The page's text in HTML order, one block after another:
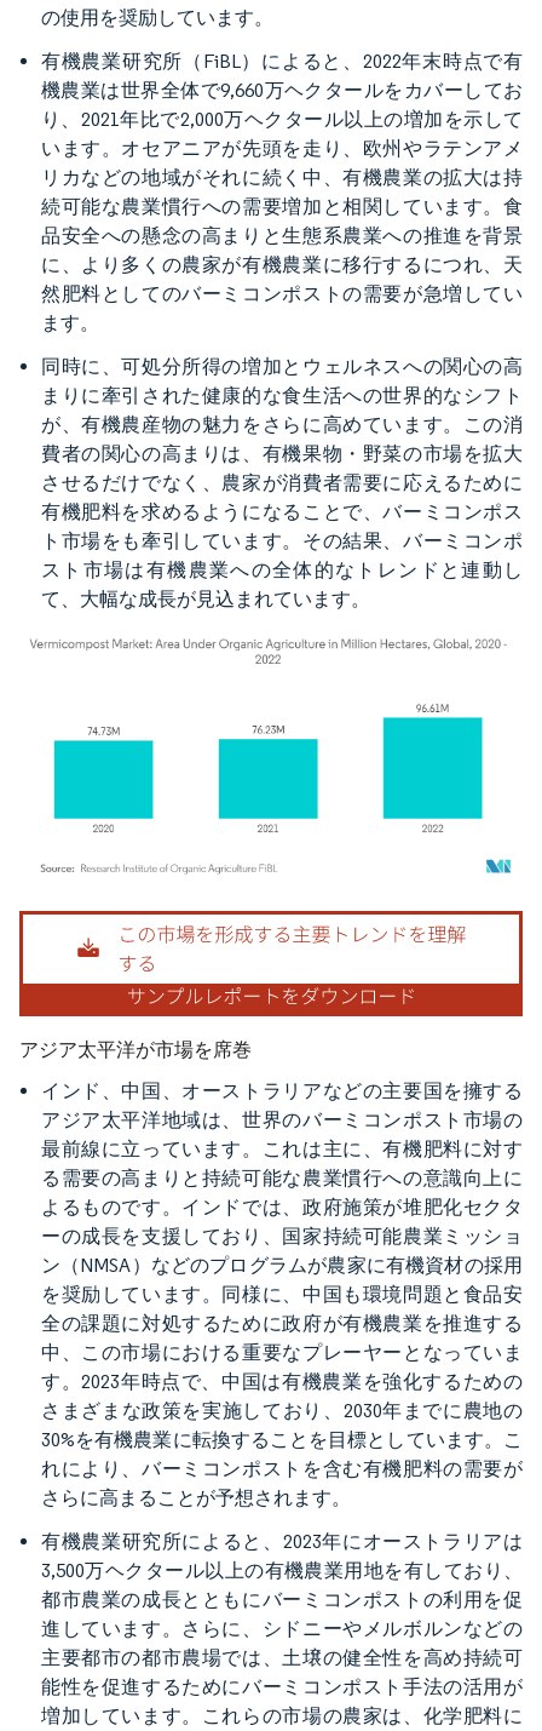
の使用を奨励しています。
有機農業研究所（FiBL）によると、2022年末時点で有
機農業は世界全体で9,660万ヘクタールをカバーしてお
り、2021年比で2,000万ヘクタール以上の増加を示して
います。オセアニアが先頭を走り、欧州やラテンアメ
リカなどの地域がそれに続く中、有機農業の拡大は持
続可能な農業慣行への需要増加と相関しています。食
品安全への懸念の高まりと生態系農業への推進を背景
に、より多くの農家が有機農業に移行するにつれ、天
然肥料としてのバーミコンポストの需要が急増してい
ます。
同時に、可処分所得の増加とウェルネスへの関心の高
まりに牽引された健康的な食生活への世界的なシフト
が、有機農産物の魅力をさらに高めています。この消
費者の関心の高まりは、有機果物・野菜の市場を拡大
させるだけでなく、農家が消費者需要に応えるために
有機肥料を求めるようになることで、バーミコンポス
ト市場をも牽引しています。その結果、バーミコンポ
スト市場は有機農業への全体的なトレンドと連動し
て、大幅な成長が見込まれています。
画像 © Mordor Intelligence。再利用にはCC BY 4.0の表示が必要です。
アジア太平洋が市場を席巻
インド、中国、オーストラリアなどの主要国を擁する
アジア太平洋地域は、世界のバーミコンポスト市場の
最前線に立っています。これは主に、有機肥料に対す
る需要の高まりと持続可能な農業慣行への意識向上に
よるものです。インドでは、政府施策が堆肥化セクタ
ーの成長を支援しており、国家持続可能農業ミッショ
ン（NMSA）などのプログラムが農家に有機資材の採用
を奨励しています。同様に、中国も環境問題と食品安
全の課題に対処するために政府が有機農業を推進する
中、この市場における重要なプレーヤーとなっていま
す。2023年時点で、中国は有機農業を強化するための
さまざまな政策を実施しており、2030年までに農地の
30%を有機農業に転換することを目標としています。こ
れにより、バーミコンポストを含む有機肥料の需要が
さらに高まることが予想されます。
有機農業研究所によると、2023年にオーストラリアは
3,500万ヘクタール以上の有機農業用地を有しており、
都市農業の成長とともにバーミコンポストの利用を促
進しています。さらに、シドニーやメルボルンなどの
主要都市の都市農場では、土壌の健全性を高め持続可
能性を促進するためにバーミコンポスト手法の活用が
増加しています。これらの市場の農家は、化学肥料に